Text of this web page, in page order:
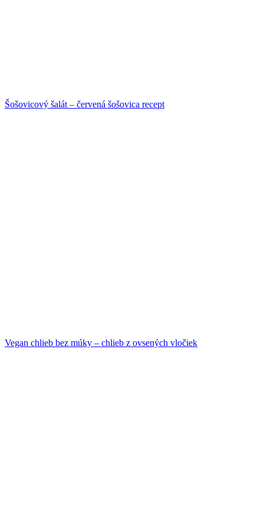
Šošovicový šalát – červená šošovica recept
Vegan chlieb bez múky – chlieb z ovsených vločiek